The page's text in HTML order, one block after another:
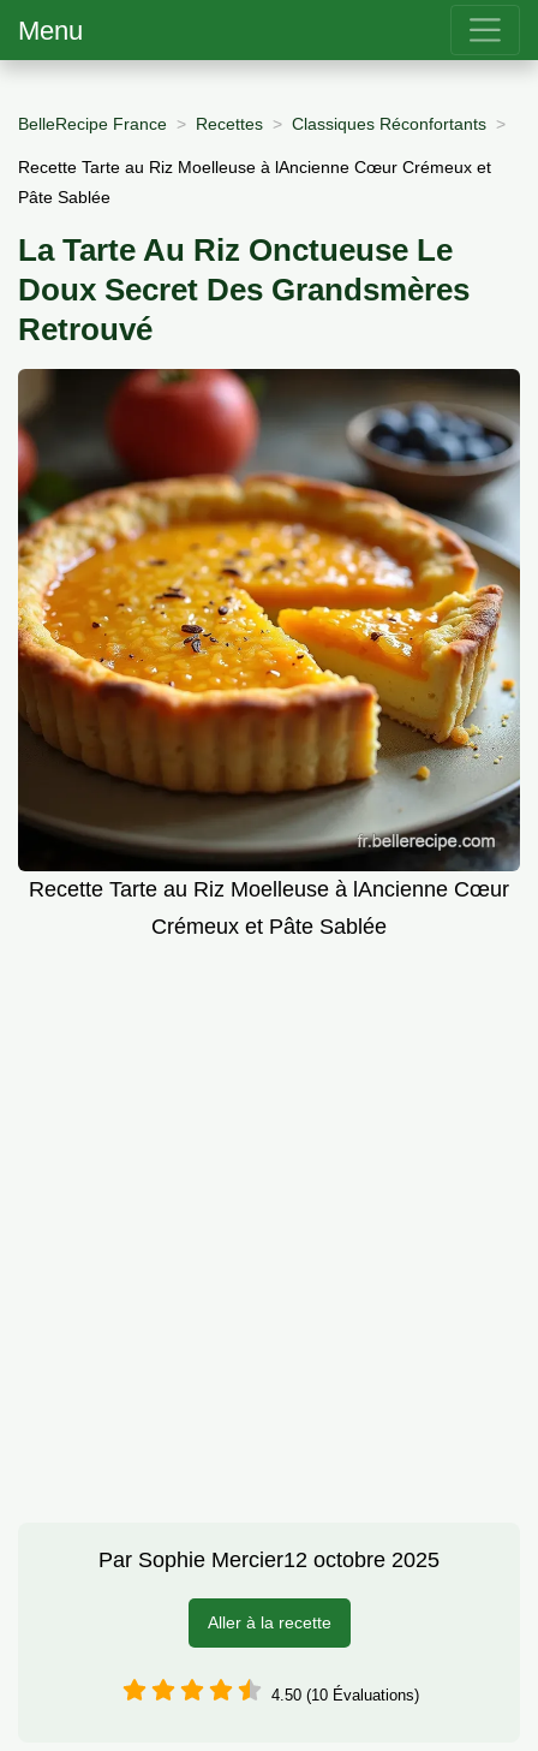
Menu
BelleRecipe France Recettes Classiques Réconfortants
Recette Tarte au Riz Moelleuse à lAncienne Cœur Crémeux et
Pâte Sablée
La Tarte Au Riz Onctueuse Le
Doux Secret Des Grandsmères
Retrouvé
Recette Tarte au Riz Moelleuse à lAncienne Cœur
Crémeux et Pâte Sablée
Par Sophie Mercier12 octobre 2025
Aller à la recette
4.50 (10 Évaluations)